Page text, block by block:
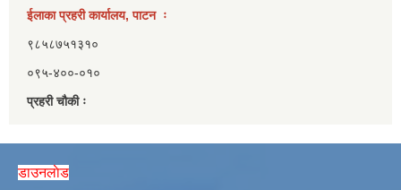
ईलाका प्रहरी कार्यालय, पाटन ः
९८५८७५१३१०
०९५-४००-०१०
प्रहरी चौकी ः
डाउनलाेड